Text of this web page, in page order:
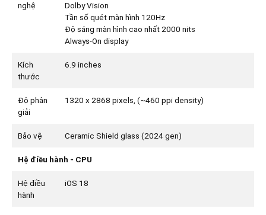
nghệ
Dolby Vision
Tần số quét màn hình 120Hz
Độ sáng màn hình cao nhất 2000 nits
Always-On display
Kích
thước
6.9 inches
Độ phân
giải
1320 x 2868 pixels, (~460 ppi density)
Bảo vệ Ceramic Shield glass (2024 gen)
Hệ điều hành - CPU
Hệ điều
hành
iOS 18